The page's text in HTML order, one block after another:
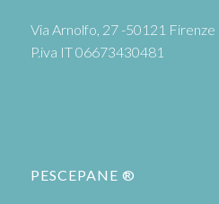
Via Arnolfo, 27 -50121 Firenze
P.iva IT 06673430481
PESCEPANE ®